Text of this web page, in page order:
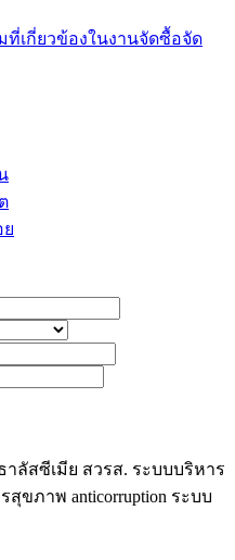
ที่เกี่ยวข้องในงานจัดซื้อจัด
าลัสซีเมีย สวรส. ระบบบริหาร
สุขภาพ anticorruption ระบบ